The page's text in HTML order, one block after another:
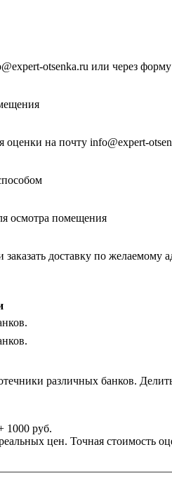
otsenka.ru или через
на почту info@expert-
осмотра помещения
доставку по желаемому
различных банков.
1000 руб.
цен. Точная стоимость